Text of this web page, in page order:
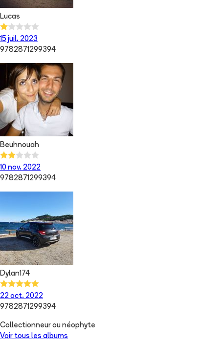
Lucas
15 juil. 2023
9782871299394
Beuhnouah
10 nov. 2022
9782871299394
Dylan174
22 oct. 2022
9782871299394
Collectionneur ou néophyte
Voir tous les albums